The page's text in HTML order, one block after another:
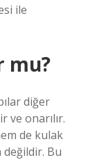
ile
mu?
diğer
onarılır.
de kulak
değildir. Bu